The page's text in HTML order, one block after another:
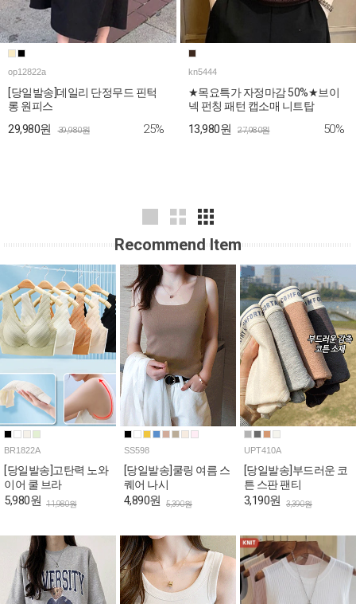
op12822a
[당일발송]데일리 단정무드 핀턱
롱 원피스
29,980원 39,980원 25%
kn5444
★목요특가 자정마감 50%★브이
넥 펀칭 패턴 캡소매 니트탑
13,980원 27,980원 50%
Recommend Item
BR1822A
[당일발송]고탄력 노와
이어 쿨 브라
5,980원 11,980원
SS598
[당일발송]쿨링 여름 스
퀘어 나시
4,890원 5,390원
UPT410A
[당일발송]부드러운 코
튼 스판 팬티
3,190원 3,390원